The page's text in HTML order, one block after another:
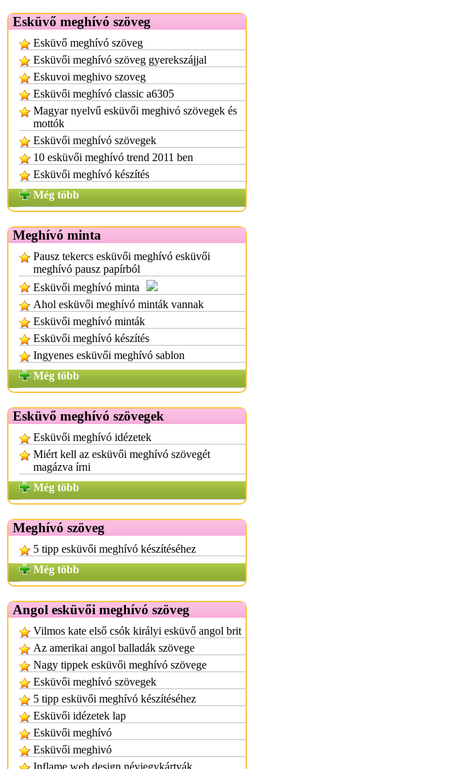
Esküvő meghívó szöveg
Esküvő meghívó szöveg
Esküvői meghívó szöveg gyerekszájjal
Eskuvoi meghivo szoveg
Esküvői meghívó classic a6305
Magyar nyelvű esküvői meghivó szövegek és
mottók
Esküvői meghívó szövegek
10 esküvői meghívó trend 2011 ben
Esküvői meghívó készítés
Még több
Meghívó minta
Pausz tekercs esküvői meghívó esküvői
meghívó pausz papírból
Esküvői meghívó minta
Ahol esküvői meghívó minták vannak
Esküvői meghívó minták
Esküvői meghívó készítés
Ingyenes esküvői meghívó sablon
Még több
Esküvő meghívó szövegek
Esküvői meghívó idézetek
Miért kell az esküvői meghívó szövegét
magázva írni
Még több
Meghívó szöveg
5 tipp esküvői meghívó készítéséhez
Még több
Angol esküvői meghívó szöveg
Vilmos kate első csók királyi esküvő angol brit
Az amerikai angol balladák szövege
Nagy tippek esküvői meghívó szövege
Esküvői meghívó szövegek
5 tipp esküvői meghívó készítéséhez
Esküvői idézetek lap
Esküvői meghívó
Esküvői meghivó
Inflame web design névjegykártyák